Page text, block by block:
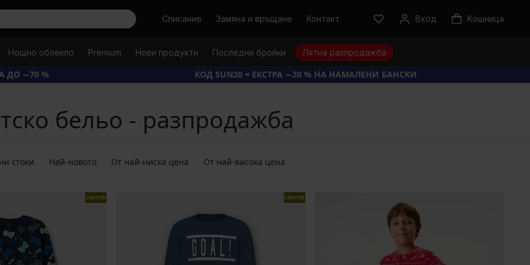
ТърсиСписание Замяна и връщане Контакт Вход Kошница
Нощно облекло Premium Нови продукти Последни бройки Лятна разпродажба
ДО −70 % КОД SUN20 = ЕКСТРА −20 % НА НАМАЛЕНИ БАНСКИ
бельо - разпродажба
стоки Най-новото От най-ниска цена От най-висока цена
LIMITED LIMITED